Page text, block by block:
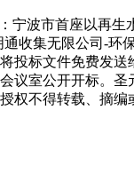
波市首座以再生
收集无限公司-环
投标文件免费发
议室公开开标。
权不得转载、摘